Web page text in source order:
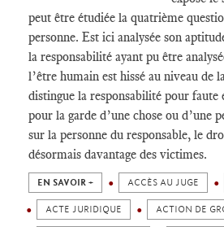
peut être étudiée la quatrième
personne. Est ici analysée son
la responsabilité ayant pu être
l’être humain est hissé au niveau de
distingue la responsabilité pour faute
pour la garde d’une chose ou d’une
sur la personne du responsable, le
désormais davantage des victimes.
EN SAVOIR + ACCÈS AU JUGE
ACTE JURIDIQUE ACTION DE